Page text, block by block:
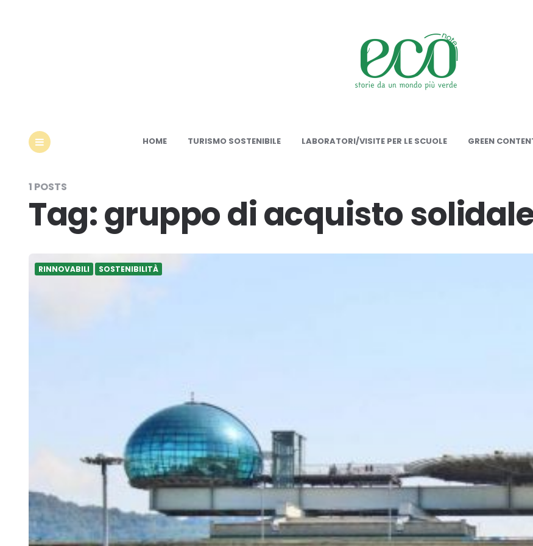
HOME TURISMO SOSTENIBILE LABORATORI/VISITE PER LE SCUOLE GREEN
1 POSTS
Tag:gruppo di acquisto
RINNOVABILI SOSTENIBILITÀ